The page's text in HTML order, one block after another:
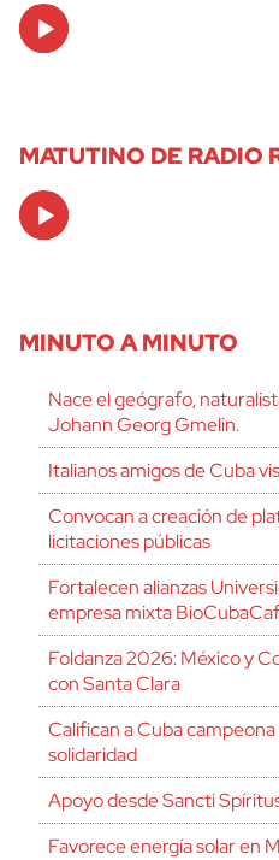
Audio
Player
MATUTINO DE RADIO
Audio
Player
MINUTO A MINUTO
Nace el geógrafo,
Johann Georg Gmelin.
Italianos amigos de Cuba
Convocan a creación de
licitaciones públicas
Fortalecen alianzas
empresa mixta
Foldanza 2026: México y
con Santa Clara
Califican a Cuba
solidaridad
Apoyo desde Sancti
Favorece energía solar en